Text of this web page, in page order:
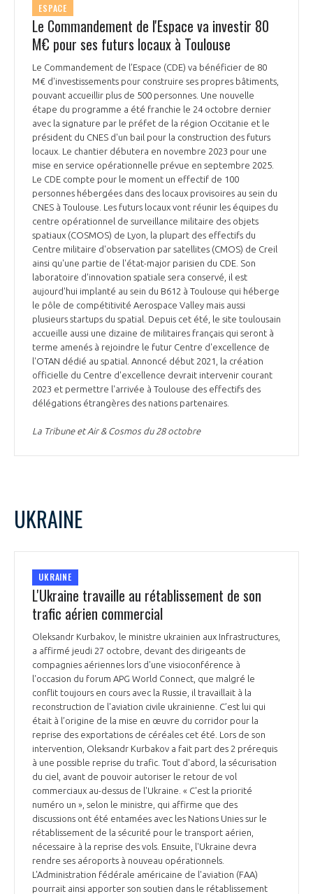
ESPACE
Le Commandement de l'Espace va investir 80
M€ pour ses futurs locaux à Toulouse
Le Commandement de l’Espace (CDE) va bénéficier de 80
M€ d'investissements pour construire ses propres bâtiments,
pouvant accueillir plus de 500 personnes. Une nouvelle
étape du programme a été franchie le 24 octobre dernier
avec la signature par le préfet de la région Occitanie et le
président du CNES d'un bail pour la construction des futurs
locaux. Le chantier débutera en novembre 2023 pour une
mise en service opérationnelle prévue en septembre 2025.
Le CDE compte pour le moment un effectif de 100
personnes hébergées dans des locaux provisoires au sein du
CNES à Toulouse. Les futurs locaux vont réunir les équipes du
centre opérationnel de surveillance militaire des objets
spatiaux (COSMOS) de Lyon, la plupart des effectifs du
Centre militaire d'observation par satellites (CMOS) de Creil
ainsi qu'une partie de l'état-major parisien du CDE. Son
laboratoire d'innovation spatiale sera conservé, il est
aujourd'hui implanté au sein du B612 à Toulouse qui héberge
le pôle de compétitivité Aerospace Valley mais aussi
plusieurs startups du spatial. Depuis cet été, le site toulousain
accueille aussi une dizaine de militaires français qui seront à
terme amenés à rejoindre le futur Centre d'excellence de
l'OTAN dédié au spatial. Annoncé début 2021, la création
officielle du Centre d'excellence devrait intervenir courant
2023 et permettre l'arrivée à Toulouse des effectifs des
délégations étrangères des nations partenaires.
La Tribune et Air & Cosmos du 28 octobre
UKRAINE
UKRAINE
L'Ukraine travaille au rétablissement de son
trafic aérien commercial
Oleksandr Kurbakov, le ministre ukrainien aux Infrastructures,
a affirmé jeudi 27 octobre, devant des dirigeants de
compagnies aériennes lors d'une visioconférence à
l'occasion du forum APG World Connect, que malgré le
conflit toujours en cours avec la Russie, il travaillait à la
reconstruction de l'aviation civile ukrainienne. C’est lui qui
était à l’origine de la mise en œuvre du corridor pour la
reprise des exportations de céréales cet été. Lors de son
intervention, Oleksandr Kurbakov a fait part des 2 prérequis
à une possible reprise du trafic. Tout d'abord, la sécurisation
du ciel, avant de pouvoir autoriser le retour de vol
commerciaux au-dessus de l'Ukraine. « C'est la priorité
numéro un », selon le ministre, qui affirme que des
discussions ont été entamées avec les Nations Unies sur le
rétablissement de la sécurité pour le transport aérien,
nécessaire à la reprise des vols. Ensuite, l'Ukraine devra
rendre ses aéroports à nouveau opérationnels.
L'Administration fédérale américaine de l'aviation (FAA)
pourrait ainsi apporter son soutien dans le rétablissement